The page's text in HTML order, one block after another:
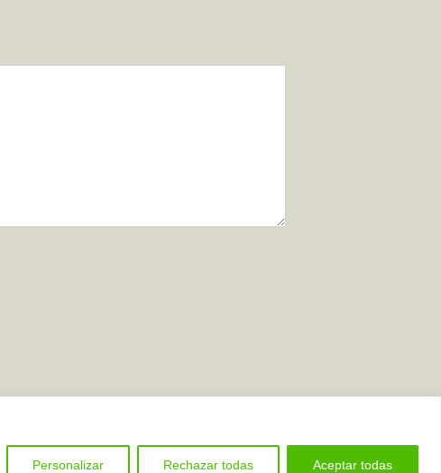
Personalizar Rechazar todas Aceptar todas